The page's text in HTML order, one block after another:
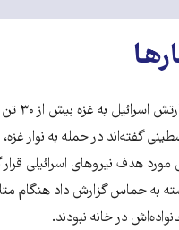
در حمله
گفته‌اند در حمله به نوار
مورد هدف نیروهای اسرائیلی
به حماس گزارش داد هنگام
در خانه نبودند.